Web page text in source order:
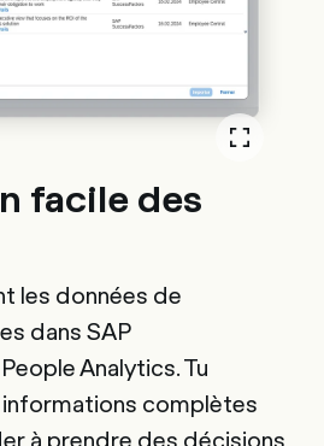
facile des
les données de
dans SAP
Analytics. Tu
complètes
à prendre des décisions